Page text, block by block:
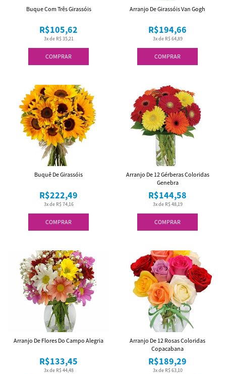
COMPRAR
3x de R$ 35,21
R$105,62
Buque Com Três Girassóis
COMPRAR
3x de R$ 64,89
R$194,66
Arranjo De Girassóis Van Gogh
COMPRAR
3x de R$ 74,16
R$222,49
Buquê De Girassóis
COMPRAR
3x de R$ 48,19
R$144,58
Arranjo De 12 Gérberas Coloridas
Genebra
3x de R$ 44,48
R$133,45
Arranjo De Flores Do Campo Alegria
3x de R$ 63,10
R$189,29
Arranjo De 12 Rosas Coloridas
Copacabana